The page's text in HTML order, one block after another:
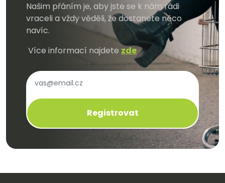
Našim přáním je, aby jste se k nám rádi
vraceli a vždy věděli, že dostanete něco
navíc.
Více informací najdete zde
Registrovat